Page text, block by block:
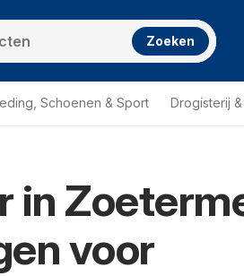
Zoeken
Schoenen & Sport Drogisterij
in
voor